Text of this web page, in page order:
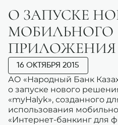
О ЗАПУСКЕ
МОБИЛЬНОГО
ПРИЛОЖЕНИЯ
16 ОКТЯБРЯ 2015
АО «Народный Банк
о запуске нового
«myHalyk», созданного
использования
«Интернет-банкинг для